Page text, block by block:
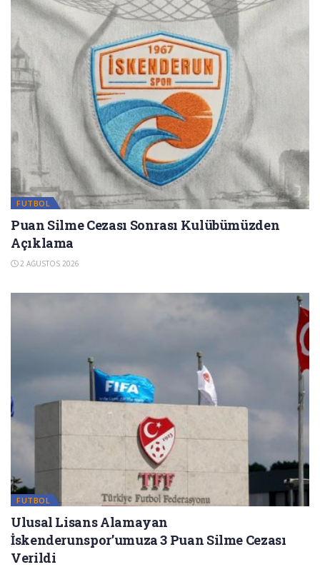
FUTBOL
Puan Silme Cezası Sonrası Kulübümüzden
Açıklama
2 AĞUSTOS 2026
FUTBOL
Ulusal Lisans Alamayan
İskenderunspor’umuza 3 Puan Silme Cezası
Verildi